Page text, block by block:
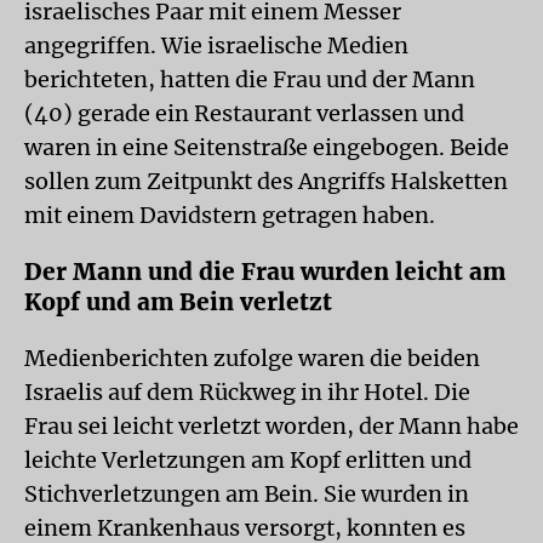
israelisches Paar mit einem Messer
angegriffen. Wie israelische Medien
berichteten, hatten die Frau und der Mann
(40) gerade ein Restaurant verlassen und
waren in eine Seitenstraße eingebogen. Beide
sollen zum Zeitpunkt des Angriffs Halsketten
mit einem Davidstern getragen haben.
Der Mann und die Frau wurden leicht am
Kopf und am Bein verletzt
Medienberichten zufolge waren die beiden
Israelis auf dem Rückweg in ihr Hotel. Die
Frau sei leicht verletzt worden, der Mann habe
leichte Verletzungen am Kopf erlitten und
Stichverletzungen am Bein. Sie wurden in
einem Krankenhaus versorgt, konnten es